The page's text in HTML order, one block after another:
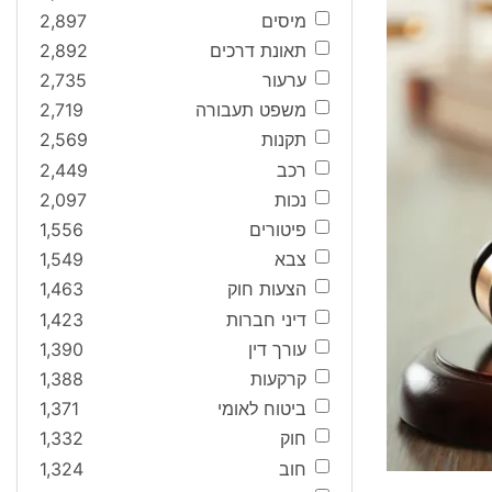
מיסים
2,897
תאונת דרכים
2,892
ערעור
2,735
משפט תעבורה
2,719
תקנות
2,569
רכב
2,449
נכות
2,097
פיטורים
1,556
צבא
1,549
הצעות חוק
1,463
דיני חברות
1,423
עורך דין
1,390
קרקעות
1,388
ביטוח לאומי
1,371
חוק
1,332
חוב
1,324